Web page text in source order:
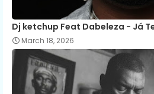
Dj ketchup Feat Dabeleza - Já
March 18, 2026